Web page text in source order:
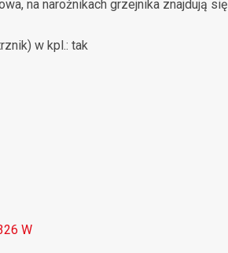
na narożnikach grzejnika znajdują się
w kpl.: tak
W